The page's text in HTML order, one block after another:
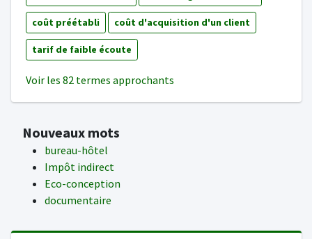
coût préétabli coût d'acquisition d'un client
tarif de faible écoute
Voir les 82 termes approchants
Nouveaux mots
bureau-hôtel
Impôt indirect
Eco-conception
documentaire